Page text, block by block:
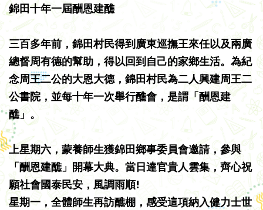
錦田十年一屆酬恩建醮
三百多年前，錦田村民得到廣東巡撫王來任以及兩廣
總督周有德的幫助，得以回到自己的家鄉生活。為紀
念周王二公的大恩大德，錦田村民為二人興建周王二
公書院，並每十年一次舉行醮會，是謂「酬恩建
醮」。
上星期六，蒙養師生獲錦田鄉事委員會邀請，參與
「酬恩建醮」開幕大典。當日達官貴人雲集，齊心祝
願社會國泰民安，風調雨順!
星期一，全體師生再訪醮棚，感受這項納入健力士世